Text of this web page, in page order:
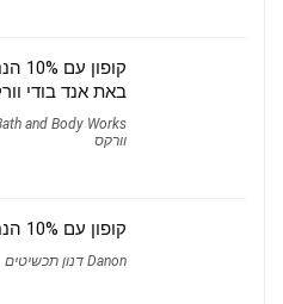
באת אנד בודי
וורקס
קופון עם 10% הנחה – Danon דנון תכשיטים
Danon דנון תכשיטים